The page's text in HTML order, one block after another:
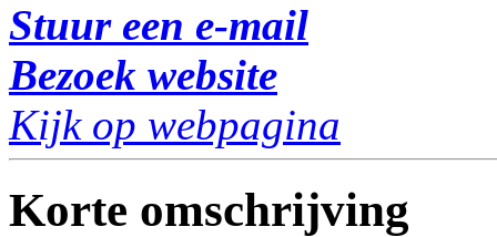
Stuur een e-mail
Bezoek website
Kijk op webpagina
Korte omschrijving